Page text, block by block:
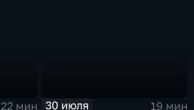
22 мин
30 июля
19 мин